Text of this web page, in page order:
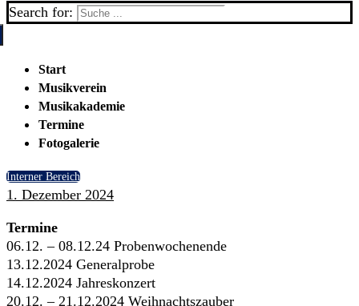
Search for:
Start
Musikverein
Musikkapelle
Abenteuer Musik
Jugendkapelle
Ansprechpartner
Satzung & Ordnungen
Musikakademie
Anmeldung Musikakademie
Termine
Fotogalerie
Interner Bereich
1. Dezember 2024
Termine
06.12. – 08.12.24 Probenwochenende
13.12.2024 Generalprobe
14.12.2024 Jahreskonzert
20.12. – 21.12.2024 Weihnachtszauber